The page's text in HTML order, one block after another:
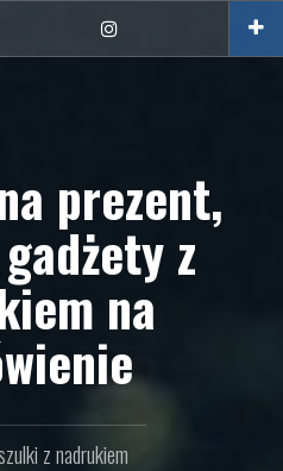
Instagram
prezent,
z
na
z nadrukiem